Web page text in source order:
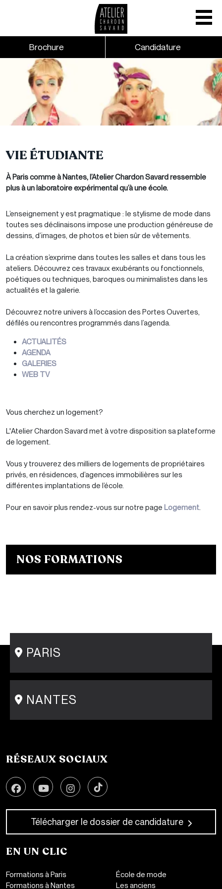
Skip to main content
Brochure Candidature
VIE ÉTUDIANTE
À Paris comme à Nantes, l’Atelier Chardon Savard ressemble
plus à un laboratoire expérimental qu’à une école.
L’enseignement y est pragmatique : le stylisme de mode dans
toutes ses déclinaisons impose une production généreuse de
dessins, d’images, de photos et bien sûr de vêtements.
La création s’exprime dans toutes les salles et dans tous les
ateliers. Découvrez ces travaux exubérants ou fonctionnels,
poétiques ou techniques, baroques ou minimalistes dans les
actualités et la galerie.
Découvrez notre univers à l’occasion des Portes Ouvertes,
défilés ou rencontres programmés dans l’agenda.
ACTUALITÉS
AGENDA
GALERIES
WEB TV
Vous cherchez un logement?
L'Atelier Chardon Savard met à votre disposition sa plateforme
de logement.
Vous y trouverez des milliers de logements de propriétaires
privés, en résidences, d’agences immobilières sur les
différentes implantations de l’école.
Pour en savoir plus rendez-vous sur notre page Logement.
NOS FORMATIONS
Bachelor Designer de mode
PARIS
15 rue Gambey - 75011
+33 1 86 47 29 92
NANTES
31-33 rue Saint Léonard
RÉSEAUX SOCIAUX
Télécharger le dossier de candidature
EN UN CLIC
Formations à Paris
Formations à Nantes
École de mode
Les anciens